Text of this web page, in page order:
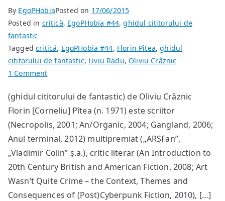
By EgoPHobiaPosted on 17/06/2015
Posted in critică, EgoPHobia #44,ghidul cititorului de
fantastic
Taggedcritică, EgoPHobia #44, Florin Pîtea,ghidul
cititorului de fantastic, Liviu Radu,Oliviu Crâznic
1 Commenton
Pîtea:
O
introducere
în
opera
Liviu
Radu
(ghidul cititorului de fantastic) de Oliviu Crâznic
Florin [Corneliu] Pîtea (n. 1971) este scriitor
(Necropolis, 2001; An/Organic, 2004; Gangland, 2006;
Anul terminal, 2012) multipremiat („ARSFan”,
„Vladimir Colin” ș.a.), critic literar (An Introduction to
20th Century British and American Fiction, 2008; Art
Wasn’t Quite Crime – the Context, Themes and
Consequences of (Post)Cyberpunk Fiction, 2010), […]